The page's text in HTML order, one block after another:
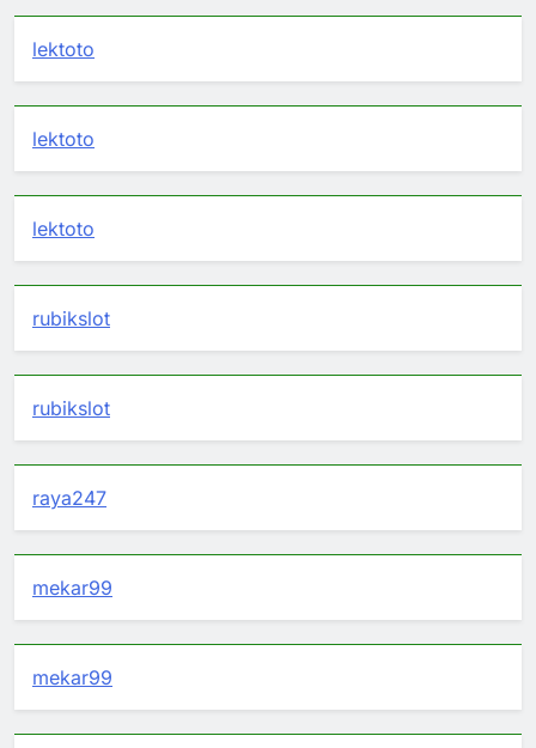
lektoto
lektoto
lektoto
rubikslot
rubikslot
raya247
mekar99
mekar99